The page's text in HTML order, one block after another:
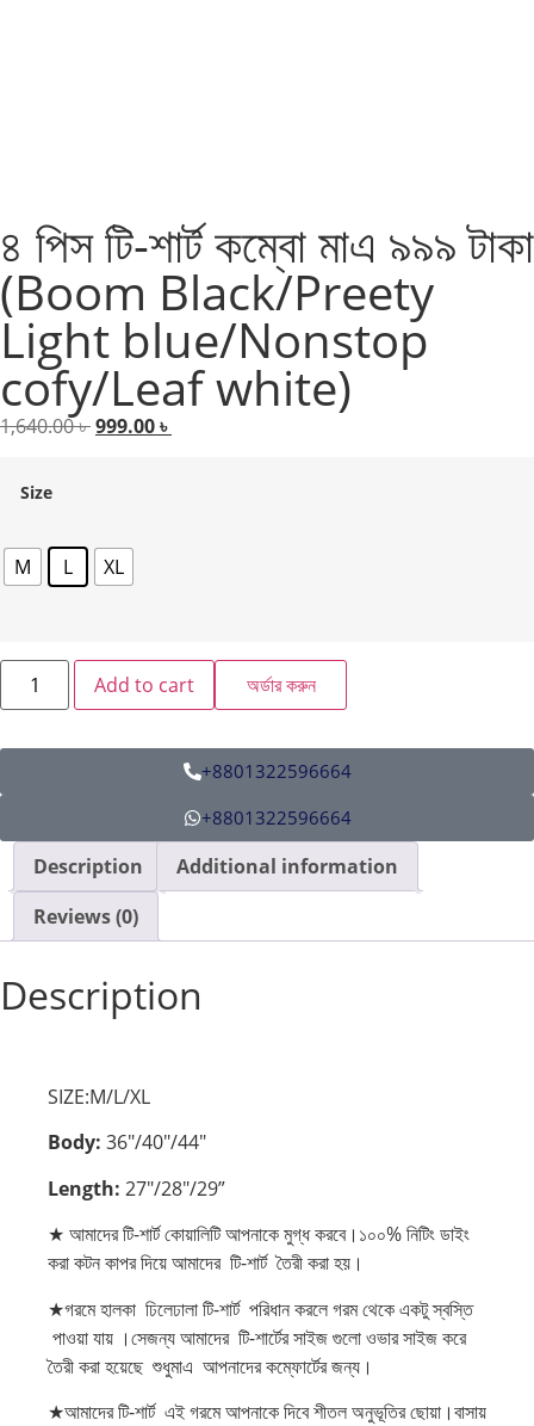
৪ পিস টি-শার্ট কম্বো মাএ ৯৯৯ টাকা
(Boom Black/Preety
Light blue/Nonstop
cofy/Leaf white)
1,640.00৳999.00৳
Size
M L XL
Add to cart অর্ডার করুন
+8801322596664
+8801322596664
Description
Additional information
Reviews (0)
Description
SIZE:M/L/XL
Body: 36″/40″/44″
Length: 27″/28″/29”
★ আমাদের টি-শার্ট কোয়ালিটি আপনাকে মুগ্ধ করবে।১০০% নিটিং ডাইং
করা কটন কাপর দিয়ে আমাদের টি-শার্ট তৈরী করা হয়।
★গরমে হালকা ঢিলেঢালা টি-শার্ট পরিধান করলে গরম থেকে একটু স্বস্তি
পাওয়া যায় ।সেজন্য আমাদের টি-শার্টের সাইজ গুলো ওভার সাইজ করে
তৈরী করা হয়েছে শুধুমাএ আপনাদের কম্ফোর্টের জন্য।
★আমাদের টি-শার্ট এই গরমে আপনাকে দিবে শীতল অনুভূতির ছোয়া।বাসায়